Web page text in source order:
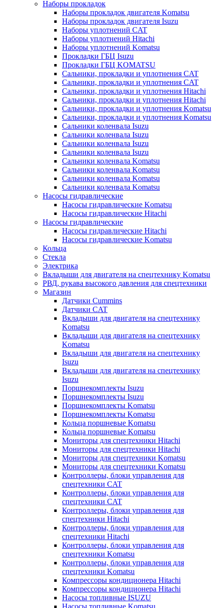
Наборы прокладок
Наборы прокладок двигателя Komatsu
Наборы прокладок двигателя Isuzu
Наборы уплотнений CAT
Наборы уплотнений Hitachi
Наборы уплотнений Komatsu
Прокладки ГБЦ Isuzu
Прокладки ГБЦ KOMATSU
Сальники, прокладки и уплотнения CAT
Сальники, прокладки и уплотнения CAT
Сальники, прокладки и уплотнения Hitachi
Сальники, прокладки и уплотнения Hitachi
Сальники, прокладки и уплотнения Komatsu
Сальники, прокладки и уплотнения Komatsu
Сальники коленвала Isuzu
Сальники коленвала Isuzu
Сальники коленвала Isuzu
Сальники коленвала Isuzu
Сальники коленвала Komatsu
Сальники коленвала Komatsu
Сальники коленвала Komatsu
Сальники коленвала Komatsu
Насосы гидравлические
Насосы гидравлические Komatsu
Насосы гидравлические Hitachi
Насосы гидравлические
Насосы гидравлические Hitachi
Насосы гидравлические Komatsu
Кольца
Стекла
Электрика
Вкладыши для двигателя на спецтехнику Komatsu
РВД, рукава высокого давления для спецтехники
Магазин
Датчики Cummins
Датчики CAT
Вкладыши для двигателя на спецтехнику
Komatsu
Вкладыши для двигателя на спецтехнику
Komatsu
Вкладыши для двигателя на спецтехнику
Isuzu
Вкладыши для двигателя на спецтехнику
Isuzu
Поршнекомплекты Isuzu
Поршнекомплекты Isuzu
Поршнекомплекты Komatsu
Поршнекомплекты Komatsu
Кольца поршневые Komatsu
Кольца поршневые Komatsu
Мониторы для спецтехники Hitachi
Мониторы для спецтехники Hitachi
Мониторы для спецтехники Komatsu
Мониторы для спецтехники Komatsu
Контроллеры, блоки управления для
спецтехники CAT
Контроллеры, блоки управления для
спецтехники CAT
Контроллеры, блоки управления для
спецтехники Hitachi
Контроллеры, блоки управления для
спецтехники Hitachi
Контроллеры, блоки управления для
спецтехники Komatsu
Контроллеры, блоки управления для
спецтехники Komatsu
Компрессоры кондиционера Hitachi
Компрессоры кондиционера Hitachi
Насосы топливные ISUZU
Насосы топливные Komatsu